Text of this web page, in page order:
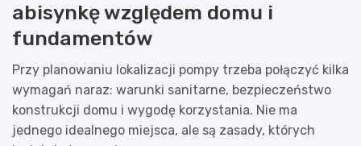
abisynkę względem domu i
fundamentów
Przy planowaniu lokalizacji pompy trzeba połączyć kilka
wymagań naraz: warunki sanitarne, bezpieczeństwo
konstrukcji domu i wygodę korzystania. Nie ma
jednego idealnego miejsca, ale są zasady, których